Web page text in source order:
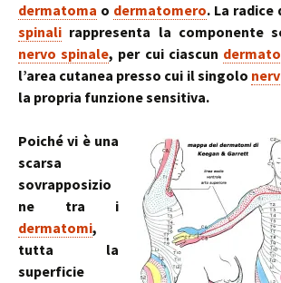
dermatoma o dermatomero. La radice
spinali rappresenta la componente
nervo spinale, per cui ciascun
l’area cutanea presso cui il singolo
la propria funzione sensitiva.
Poiché vi è una
scarsa
sovrapposizio
ne tra i
dermatomi,
tutta la
superficie